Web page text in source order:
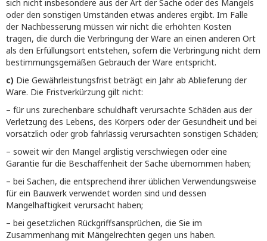
sich nicht insbesondere aus der Art der Sache oder des Mangels
oder den sonstigen Umständen etwas anderes ergibt. Im Falle
der Nachbesserung müssen wir nicht die erhöhten Kosten
tragen, die durch die Verbringung der Ware an einen anderen Ort
als den Erfüllungsort entstehen, sofern die Verbringung nicht dem
bestimmungsgemäßen Gebrauch der Ware entspricht.
c) Die Gewährleistungsfrist beträgt ein Jahr ab Ablieferung der
Ware. Die Fristverkürzung gilt nicht:
– für uns zurechenbare schuldhaft verursachte Schäden aus der
Verletzung des Lebens, des Körpers oder der Gesundheit und bei
vorsätzlich oder grob fahrlässig verursachten sonstigen Schäden;
– soweit wir den Mangel arglistig verschwiegen oder eine
Garantie für die Beschaffenheit der Sache übernommen haben;
– bei Sachen, die entsprechend ihrer üblichen Verwendungsweise
für ein Bauwerk verwendet worden sind und dessen
Mangelhaftigkeit verursacht haben;
– bei gesetzlichen Rückgriffsansprüchen, die Sie im
Zusammenhang mit Mängelrechten gegen uns haben.